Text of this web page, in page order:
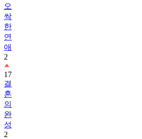
오
싹
한
연
애
2
17
결
혼
의
완
성
2